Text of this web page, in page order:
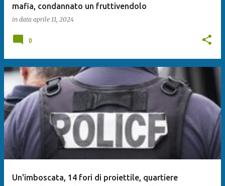
mafia, condannato un fruttivendolo
in data aprile 11, 2024
0
Un'imboscata, 14 fori di proiettile, quartiere